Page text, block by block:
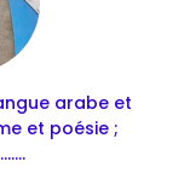
arabe et
et poésie ;
انتربلوجيا الحكاية